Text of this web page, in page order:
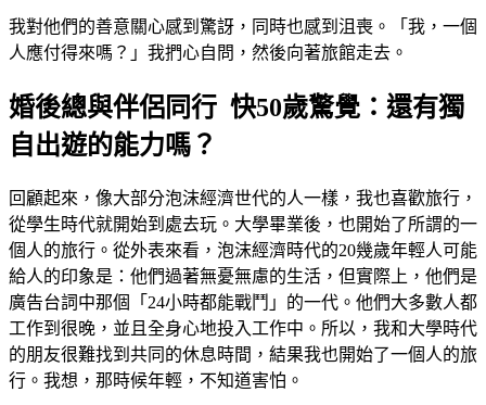
我對他們的善意關心感到驚訝，同時也感到沮喪。「我，一個
人應付得來嗎？」我捫心自問，然後向著旅館走去。
婚後總與伴侶同行 快50歲驚覺：還有獨
自出遊的能力嗎？
回顧起來，像大部分泡沫經濟世代的人一樣，我也喜歡旅行，
從學生時代就開始到處去玩。大學畢業後，也開始了所謂的一
個人的旅行。從外表來看，泡沫經濟時代的20幾歲年輕人可能
給人的印象是：他們過著無憂無慮的生活，但實際上，他們是
廣告台詞中那個「24小時都能戰鬥」的一代。他們大多數人都
工作到很晚，並且全身心地投入工作中。所以，我和大學時代
的朋友很難找到共同的休息時間，結果我也開始了一個人的旅
行。我想，那時候年輕，不知道害怕。